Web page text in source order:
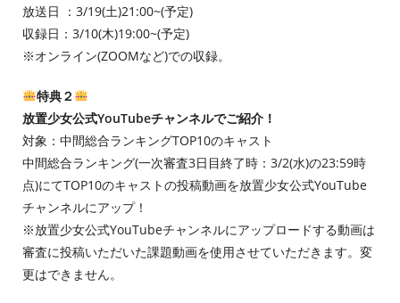
放送日 ：3/19(土)21:00~(予定)
収録日：3/10(木)19:00~(予定)
※オンライン(ZOOMなど)での収録。
特典２
放置少女公式YouTubeチャンネルでご紹介！
対象：中間総合ランキングTOP10のキャスト
中間総合ランキング(一次審査3日目終了時：3/2(水)の23:59時
点)にてTOP10のキャストの投稿動画を放置少女公式YouTube
チャンネルにアップ！
※放置少女公式YouTubeチャンネルにアップロードする動画は
審査に投稿いただいた課題動画を使用させていただきます。変
更はできません。